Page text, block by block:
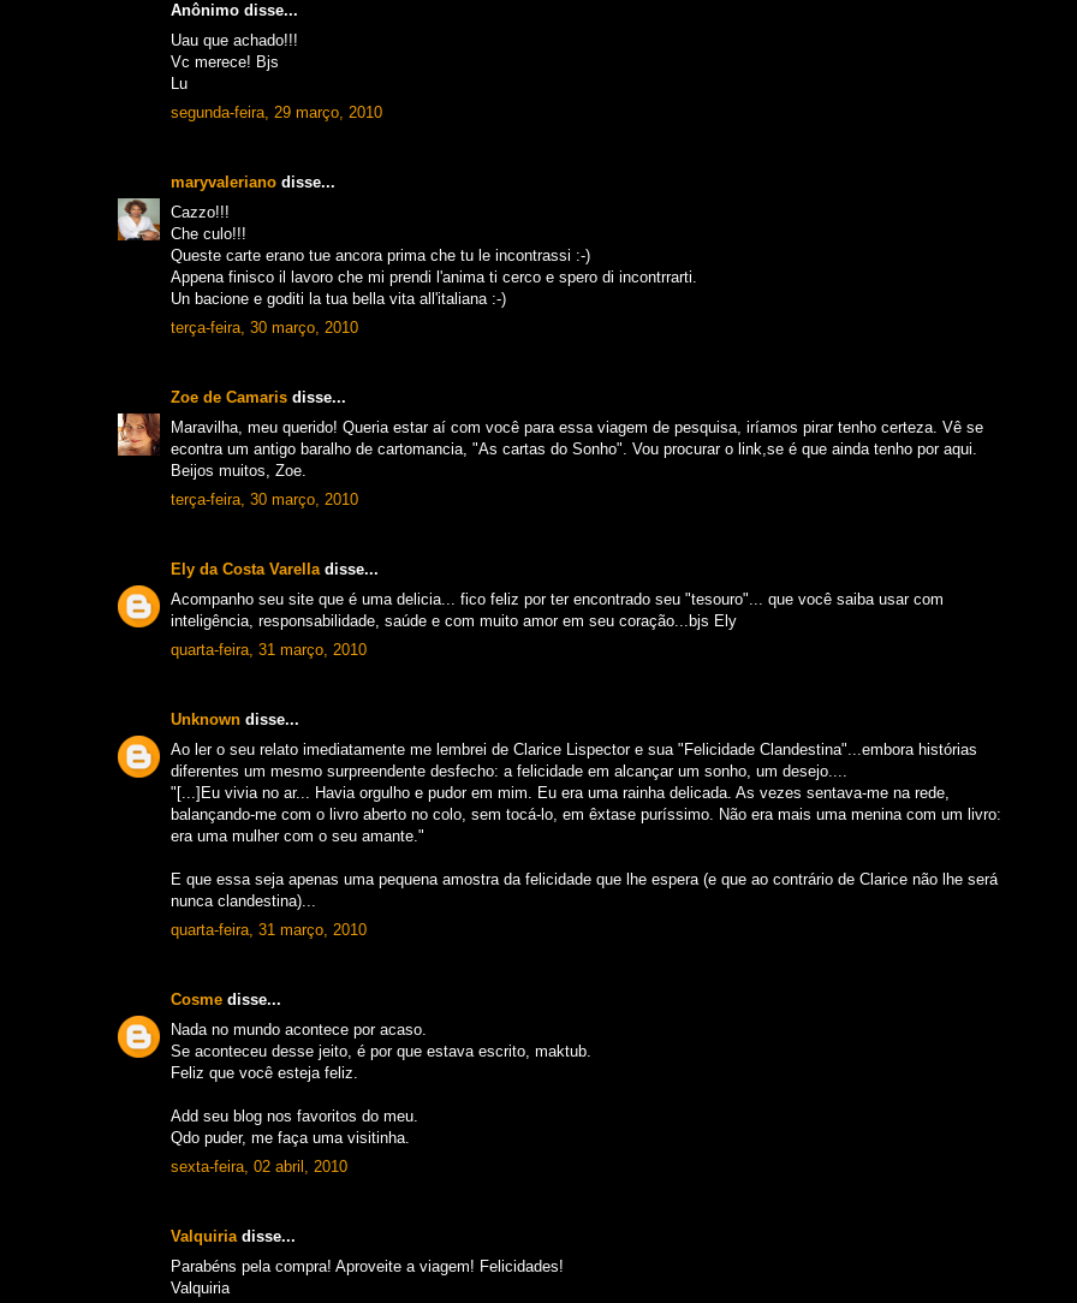
Anônimo disse...
Uau que achado!!!
Vc merece! Bjs
Lu
segunda-feira, 29 março, 2010
maryvaleriano disse...
Cazzo!!!
Che culo!!!
Queste carte erano tue ancora prima che tu le incontrassi :-)
Appena finisco il lavoro che mi prendi l'anima ti cerco e spero di incontrrarti.
Un bacione e goditi la tua bella vita all'italiana :-)
terça-feira, 30 março, 2010
Zoe de Camaris disse...
Maravilha, meu querido! Queria estar aí com você para essa viagem de pesquisa, iríamos pirar tenho certeza. Vê se
econtra um antigo baralho de cartomancia, "As cartas do Sonho". Vou procurar o link,se é que ainda tenho por aqui.
Beijos muitos, Zoe.
terça-feira, 30 março, 2010
Ely da Costa Varelladisse...
Acompanho seu site que é uma delicia... fico feliz por ter encontrado seu "tesouro"... que você saiba usar com
inteligência, responsabilidade, saúde e com muito amor em seu coração...bjs Ely
quarta-feira, 31 março, 2010
Unknown disse...
Ao ler o seu relato imediatamente me lembrei de Clarice Lispector e sua "Felicidade Clandestina"...embora histórias
diferentes um mesmo surpreendente desfecho: a felicidade em alcançar um sonho, um desejo....
"[...]Eu vivia no ar... Havia orgulho e pudor em mim. Eu era uma rainha delicada. As vezes sentava-me na rede,
balançando-me com o livro aberto no colo, sem tocá-lo, em êxtase puríssimo. Não era mais uma menina com um livro:
era uma mulher com o seu amante."
E que essa seja apenas uma pequena amostra da felicidade que lhe espera (e que ao contrário de Clarice não lhe será
nunca clandestina)...
quarta-feira, 31 março, 2010
Cosme disse...
Nada no mundo acontece por acaso.
Se aconteceu desse jeito, é por que estava escrito, maktub.
Feliz que você esteja feliz.
Add seu blog nos favoritos do meu.
Qdo puder, me faça uma visitinha.
sexta-feira, 02 abril, 2010
Valquiriadisse...
Parabéns pela compra! Aproveite a viagem! Felicidades!
Valquiria